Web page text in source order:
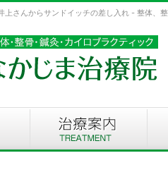
上さんからサンドイッチの差し入れ - 整体、